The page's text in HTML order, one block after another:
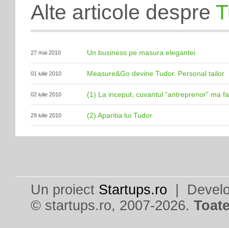
Alte articole despre
27 mai 2010 Un business pe masura elegantei
01 iulie 2010 Measure&Go devine Tudor. Personal tailor
02 iulie 2010 (1) La inceput, cuvantul “antreprenor” ma
29 iulie 2010 (2) Aparitia lui Tudor
Un proiect Startups.ro |
© startups.ro, 2007-2026.